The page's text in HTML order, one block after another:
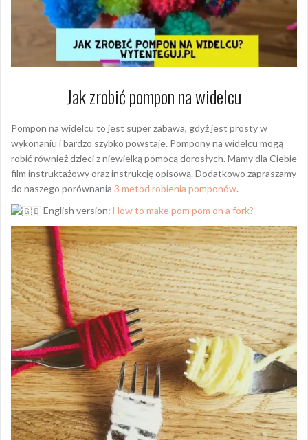
Jak zrobić pompon na widelcu
Pompon na widelcu to jest super zabawa, gdyż jest prosty w
wykonaniu i bardzo szybko powstaje. Pompony na widelcu mogą
robić również dzieci z niewielką pomocą dorosłych. Mamy dla Ciebie
film instruktażowy oraz instrukcję opisową. Dodatkowo zapraszamy
do naszego porównania 3 metod robienia pomponów.
English version: How to make pom pom on a fork?